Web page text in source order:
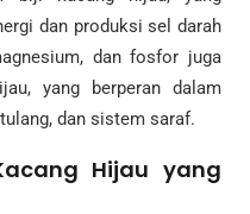
dan produksi sel darah
dan fosfor juga
yang berperan dalam
dan sistem saraf.
Hijau yang